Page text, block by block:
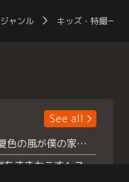
ジャンル キッズ・特撮一覧
See all
浮所飛貴主演！ 【夏色の風が僕の家にやってきた】 本日よりテラサで独占配信スタート！
『夏色の雲が恋と嵐をまきおこす』スペシャルメイキング 【Part1】2026年７月18日（土）23時30分～配信スタート！話題のシーンの裏側を大公開！豪華キャスト大集合！ 『武宮家 真夏の家族会議』開催！